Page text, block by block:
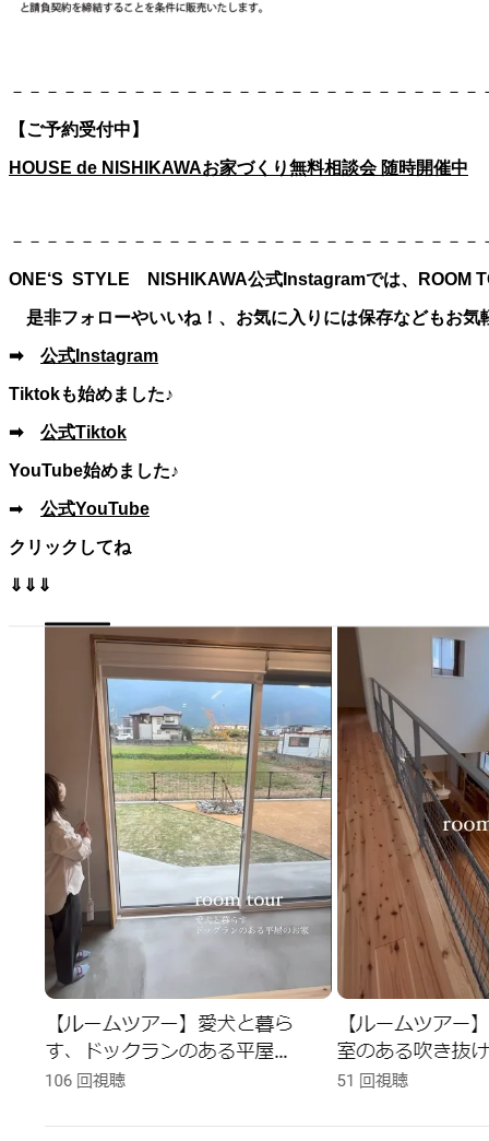
－－－－－－－－－－－－－－－－－－－－－－－－－－
【ご予約受付中】
HOUSE de NISHIKAWAお家づくり無料相談会 随時開催中
－－－－－－－－－－－－－－－－－－－－－－－－－－
ONE‘S STYLE NISHIKAWA公式Instagramでは、ROOM
是非フォローやいいね！、お気に入りには保存などもお気
➡ 公式Instagram
Tiktokも始めました♪
➡ 公式Tiktok
YouTube始めました♪
➡ 公式YouTube
クリックしてね
⇓⇓⇓